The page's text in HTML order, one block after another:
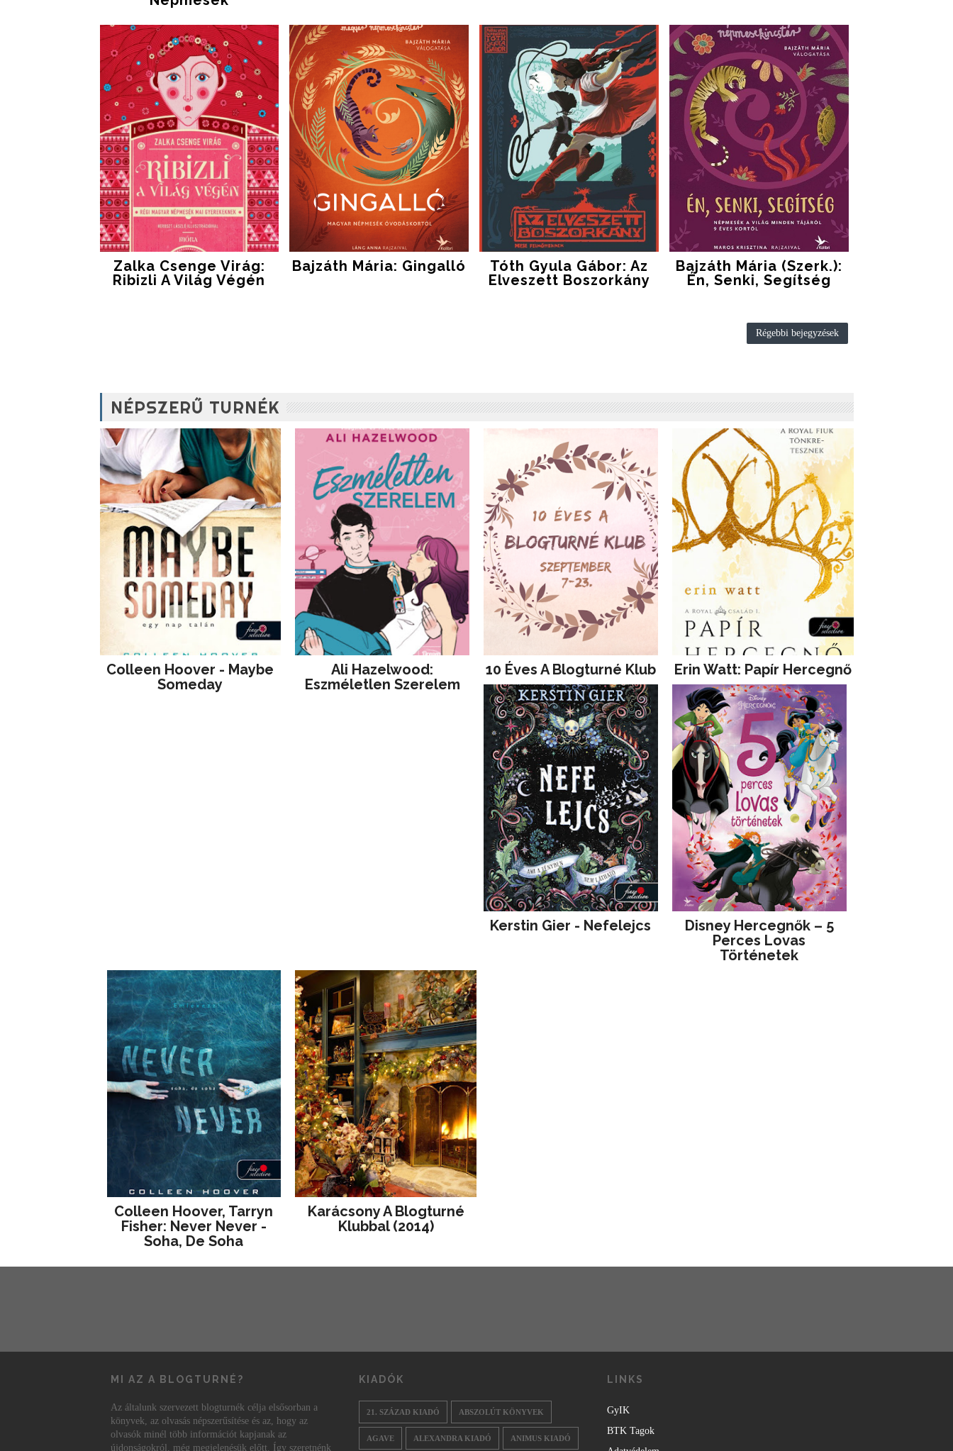
Zalka Csenge Virág:
Ribizli A Világ Végén
Bajzáth Mária: Gingalló
Tóth Gyula Gábor: Az
Elveszett Boszorkány
Bajzáth Mária (szerk.):
Én, Senki, Segítség
Régebbi bejegyzések
NÉPSZERŰ TURNÉK
Colleen Hoover - Maybe
Someday
Ali Hazelwood:
Eszméletlen Szerelem
10 Éves A Blogturné Klub Erin Watt: Papír Hercegnő
Kerstin Gier - Nefelejcs
Disney ​Hercegnők – 5
Perces Lovas
Történetek
Colleen Hoover, Tarryn
Fisher: Never Never -
Soha, De Soha
Karácsony A Blogturné
Klubbal (2014)
MI AZ A BLOGTURNÉ?
Az általunk szervezett blogturnék célja elsősorban a
könyvek, az olvasás népszerűsítése és az, hogy az
olvasók minél több információt kapjanak az
újdonságokról, még megjelenésük előtt. Így szeretnénk
KIADÓK
21. SZÁZAD KIADÓ ABSZOLÚT KÖNYVEK
AGAVE ALEXANDRA KIADÓ ANIMUS KIADÓ
LINKS
GyIK
BTK Tagok